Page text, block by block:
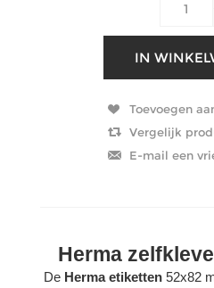
Herma
De Herma etiketten 52x82